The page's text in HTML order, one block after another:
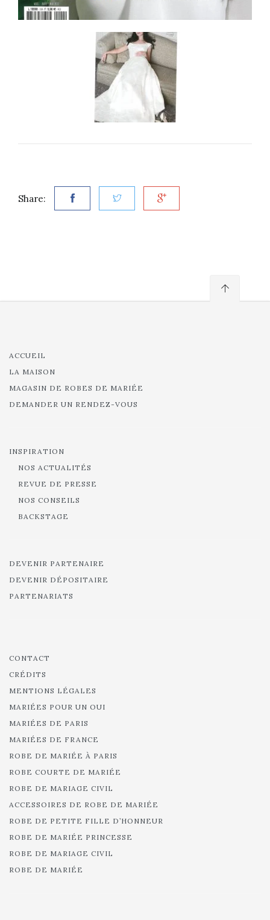
Share:
ACCUEIL
LA MAISON
MAGASIN DE ROBES DE MARIÉE
DEMANDER UN RENDEZ-VOUS
INSPIRATION
NOS ACTUALITÉS
REVUE DE PRESSE
NOS CONSEILS
BACKSTAGE
DEVENIR PARTENAIRE
DEVENIR DÉPOSITAIRE
PARTENARIATS
CONTACT
CRÉDITS
MENTIONS LÉGALES
MARIÉES POUR UN OUI
MARIÉES DE PARIS
MARIÉES DE FRANCE
ROBE DE MARIÉE À PARIS
ROBE COURTE DE MARIÉE
ROBE DE MARIAGE CIVIL
ACCESSOIRES DE ROBE DE MARIÉE
ROBE DE PETITE FILLE D’HONNEUR
ROBE DE MARIÉE PRINCESSE
ROBE DE MARIAGE CIVIL
ROBE DE MARIÉE